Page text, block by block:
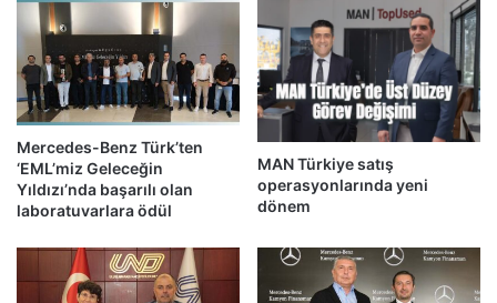
Mercedes-Benz Türk’ten
‘EML’miz Geleceğin
Yıldızı’nda başarılı olan
laboratuvarlara ödül
MAN Türkiye satış
operasyonlarında yeni
dönem